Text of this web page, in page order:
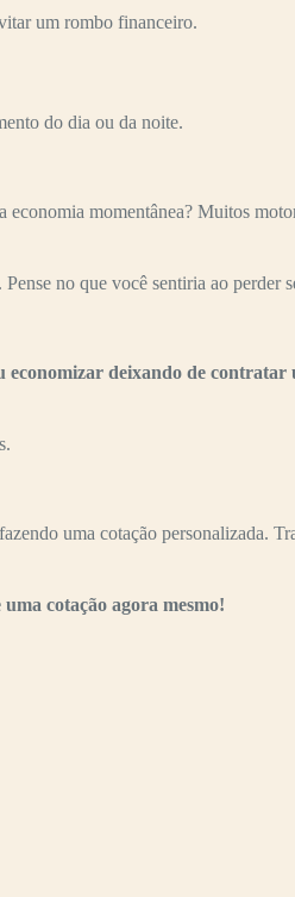
um rombo financeiro.
do dia ou da noite.
momentânea? Muitos
no que você sentiria ao perder
economizar deixando de contratar
uma cotação personalizada.
cotação agora mesmo!